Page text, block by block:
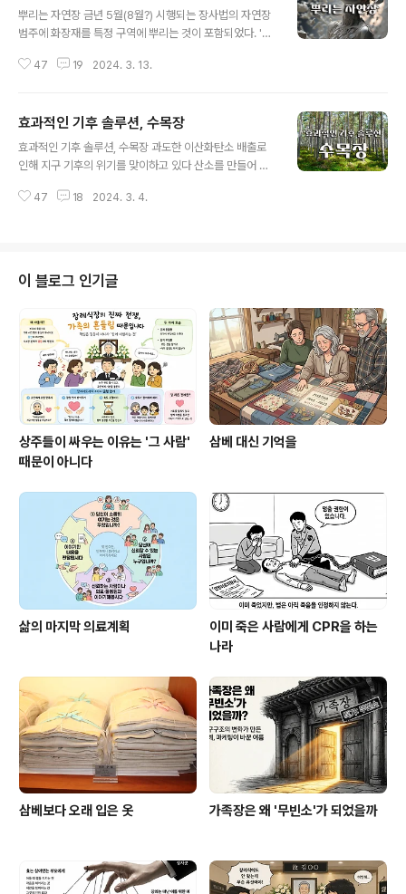
뿌리는 자연장 금년 5월(8월?) 시행되는 장사법의 자연장
범주에 화장재를 특정 구역에 뿌리는 것이 포함되었다. '해
물적근거 없이 뿌리는 행위를 굳이 법제화 하려는 이유를
시하지 않고 있으며, 토지주의 허락이나 해당기관의 지도
아래 실시하고 있다. 유럽 국가의 관련법률 프랑스:공중보
건법(Code de la santé publique)과 장례식 및 매장에
tures et aux opérations funéraires) 독일:각 주(Bu
47 19 2024. 3. 13.
효과적인 기후 솔루션, 수목장
효과적인 기후 솔루션, 수목장 과도한 이산화탄소 배출로
인해 지구 기후의 위기를 맞이하고 있다 산소를 만들어 내
림 또한 줄어들고 있다. 나무는 놀라울 만큼 강력한 탄소 흡
능하고 효과적인 기후 솔루션 많은 사람들이 수목장을 위
해 나무를 심고, 기존묘지를 수목장화 하여 숲으로 돌려놓
는다면 기후변화의 해로운 영향을 빠르게 상쇄할 수 있다.
하지만 안타깝게도 우리의 수목장은 거꾸로 나아가고 있
다. 나무를 심고 숲을 조성하는 게 아니라 나무를 베어내고
숲을 파괴하는 묘지형 수목장을 하고 있..
47 18 2024. 3. 4.
이 블로그 인기글
상주들이 싸우는 이유는 '그 사람'
때문이 아니다
삼베 대신 기억을
삶의 마지막 의료계획
이미 죽은 사람에게 CPR을 하는
나라
삼베보다 오래 입은 옷 가족장은 왜 '무빈소'가 되었을까